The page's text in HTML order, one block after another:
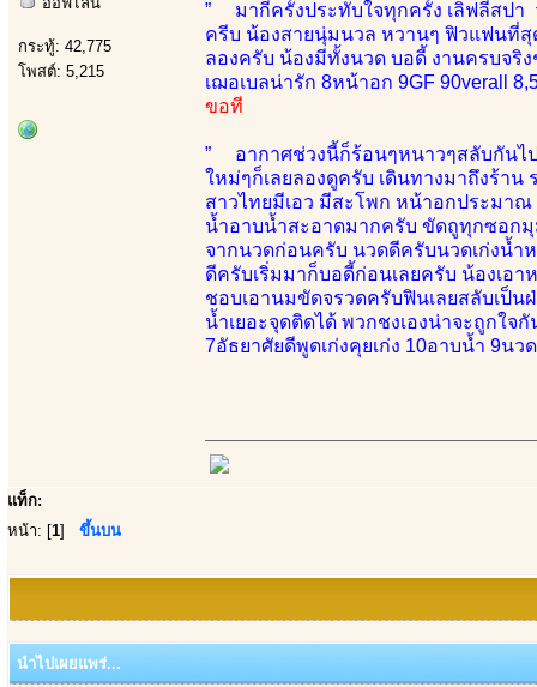
กระทู้: 42,775
โพสต์: 5,215
” มากี่ครั้งประทับใจทุกครั้ง เลิฟลี่สปา
ครีบ น้องสายนุ่มนวล หวานๆ ฟิวแฟนที่สุ
ลองครับ น้องมีทั้งนวด บอดี้ งานครบจริ
เฌอเบลน่ารัก 8หน้าอก 9GF 90verall
ขอที
” อากาศช่วงนี้ก็ร้อนๆหนาวๆสลับกันไป
ใหม่ๆก็เลยลองดูครับ เดินทางมาถึงร้า
สาวไทยมีเอว มีสะโพก หน้าอกประมา
น้ำอาบน้ำสะอาดมากครับ ขัดถูทุกซอกมุ
จากนวดก่อนครับ นวดดีครับนวดเก่งน้ำ
ดีครับเริ่มมาก็บอดี้ก่อนเลยครับ น้องเอ
ชอบเอานมขัดจรวดครับฟินเลยสลับเป็
น้ำเยอะจุดติดได้ พวกชงเองน่าจะถูกใ
7อัธยาศัยดีพูดเก่งคุยเก่ง 10อาบน้ำ 9น
แท็ก:
หน้า: [1] ขึ้นบน
นำไปเผยแพร่...